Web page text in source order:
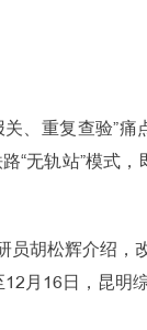
、重复查验”
“无轨站”模式
员胡松辉介绍
月16日，昆